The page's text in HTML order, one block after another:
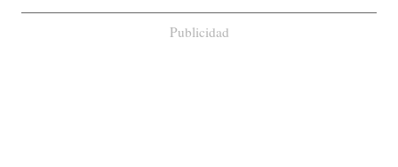
Publicidad